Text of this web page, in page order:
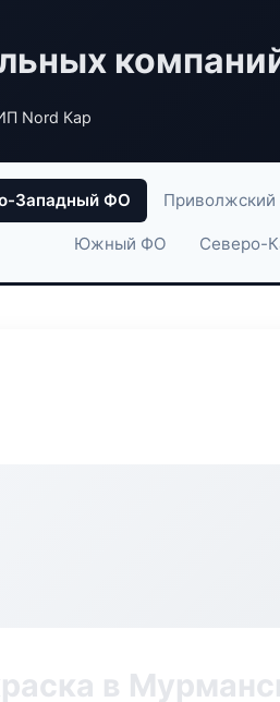
Nord Кар
Западный ФО
Южный ФО Северо-
в